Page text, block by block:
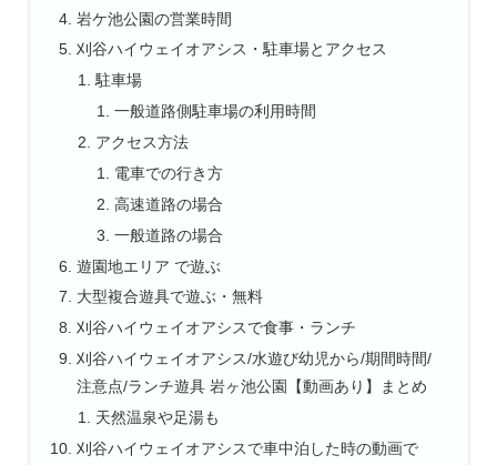
岩ケ池公園の営業時間
刈谷ハイウェイオアシス・駐車場とアクセス
駐車場
一般道路側駐車場の利用時間
アクセス方法
電車での行き方
高速道路の場合
一般道路の場合
遊園地エリア で遊ぶ
大型複合遊具で遊ぶ・無料
刈谷ハイウェイオアシスで食事・ランチ
刈谷ハイウェイオアシス/水遊び幼児から/期間時間/
注意点/ランチ遊具 岩ヶ池公園【動画あり】まとめ
天然温泉や足湯も
刈谷ハイウェイオアシスで車中泊した時の動画で